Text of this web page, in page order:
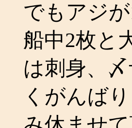
でもアジ
船中2枚と
は刺身、
くがんば